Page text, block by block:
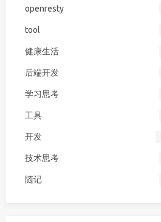
openresty
tool
健康生活
后端开发
学习思考
工具
开发
技术思考
随记